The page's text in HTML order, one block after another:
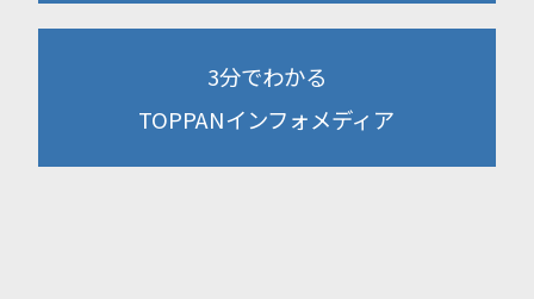
3分でわかる
TOPPANインフォメディア